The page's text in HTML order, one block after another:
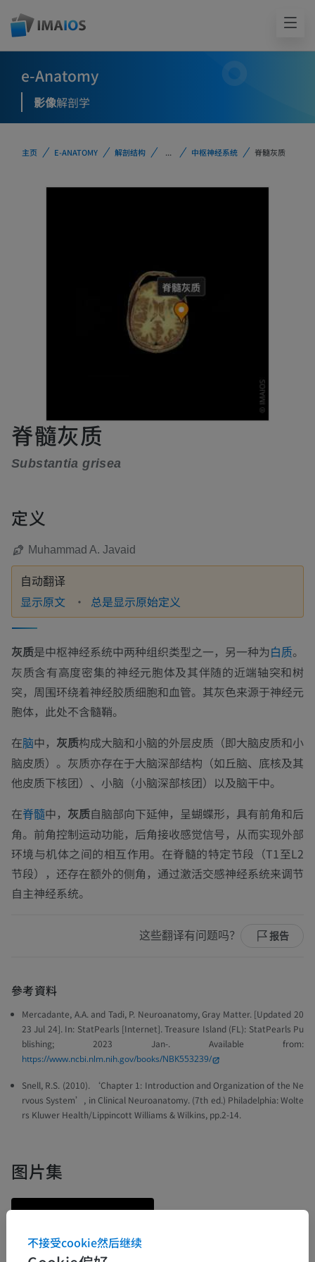
e-Anatomy
影像解剖学
主页 E-ANATOMY 解剖结构 ... 中枢神经系统 脊髓灰质
脊髓灰质
Substantia grisea
定义
Muhammad A. Javaid
自动翻译
显示原文 总是显示原始定义
灰质是中枢神经系统中两种组织类型之一，另一种为白质。
灰质含有高度密集的神经元胞体及其伴随的近端轴突和树
突，周围环绕着神经胶质细胞和血管。其灰色来源于神经元
胞体，此处不含髓鞘。
在脑中， 灰质构成大脑和小脑的外层皮质（即大脑皮质和小
脑皮质）。灰质亦存在于大脑深部结构（如丘脑、底核及其
他皮质下核团）、小脑（小脑深部核团）以及脑干中。
在脊髓中， 灰质自脑部向下延伸，呈蝴蝶形，具有前角和后
角。前角控制运动功能，后角接收感觉信号，从而实现外部
环境与机体之间的相互作用。在脊髓的特定节段（T1至L2
节段），还存在额外的侧角，通过激活交感神经系统来调节
自主神经系统。
这些翻译有问题吗？ 报告
參考資料
Mercadante, A.A. and Tadi, P. Neuroanatomy, Gray Matter. [Updated 20
23 Jul 24]. In: StatPearls [Internet]. Treasure Island (FL): StatPearls Pu
blishing; 2023 Jan-. Available from:
https://www.ncbi.nlm.nih.gov/books/NBK553239/
Snell, R.S. (2010). ‘Chapter 1: Introduction and Organization of the Ne
rvous System’, in Clinical Neuroanatomy. (7th ed.) Philadelphia: Wolte
rs Kluwer Health/Lippincott Williams & Wilkins, pp.2-14.
图片集
不接受cookie然后继续